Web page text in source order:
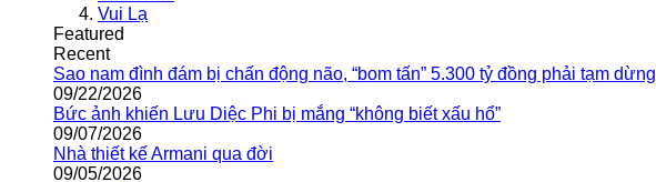
Vui Lạ
Featured
Recent
Sao nam đình đám bị chấn động não, “bom tấn” 5.300 tỷ đồng phải tạm dừng
09/22/2026
Bức ảnh khiến Lưu Diệc Phi bị mắng “không biết xấu hổ”
09/07/2026
Nhà thiết kế Armani qua đời
09/05/2026